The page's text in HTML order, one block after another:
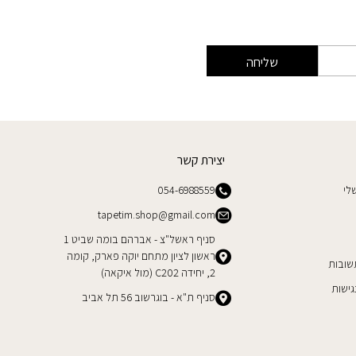
שליחה
יצירת קשר
054-6988559
tapetim.shop@gmail.com
סניף ראשל"צ - אברהם בומה שביט 1
ראשון לציון מתחם יוקה פארק, קומה
2, יחידה C202 (מול איקאה)
סניף ת"א - בוגרשוב 56 תל אביב